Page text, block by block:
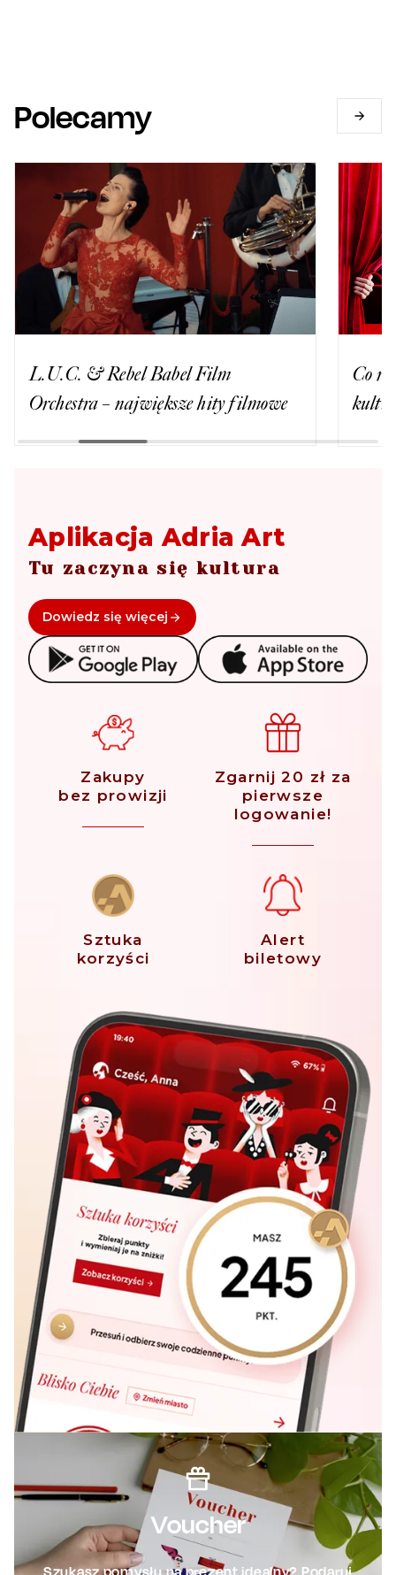
Polecamy
L.U.C. & Rebel Babel Film
Orchestra – największe hity filmowe
Co
Aplikacja Adria Art
Tu zaczyna się kultura
Dowiedz się więcej
Zakupy
bez prowizji
Zgarnij 20 zł za
pierwsze
logowanie!
Sztuka
korzyści
Alert
biletowy
Voucher